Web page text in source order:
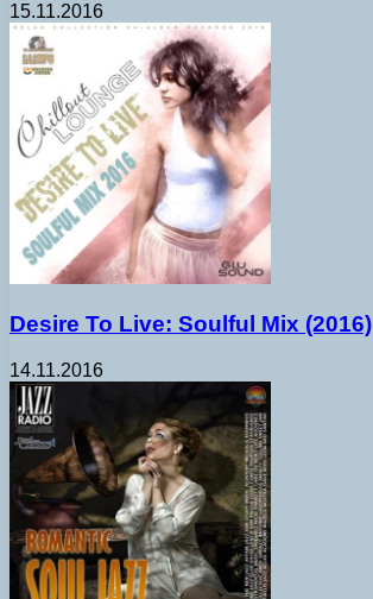
15.11.2016
Desire To Live: Soulful Mix (2016)
14.11.2016